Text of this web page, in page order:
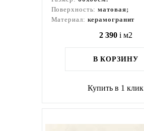
Поверхность:матовая;
Материал: керамогранит
2 390 i м2
В КОРЗИНУ
Купить в 1 клик